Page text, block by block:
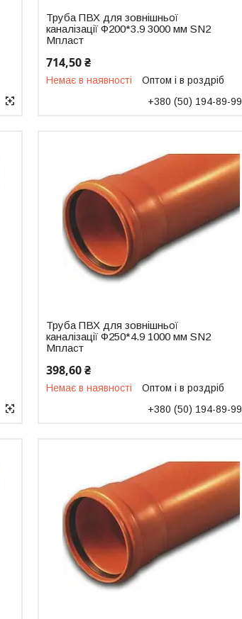
Труба ПВХ для зовнішньої
каналізації Ф200*3.9 3000 мм SN2
Мпласт
714,50 ₴
Немає в наявності
Оптом і в роздріб
+380 (50) 194-89-99
Труба ПВХ для зовнішньої
каналізації Ф250*4.9 1000 мм SN2
Мпласт
398,60 ₴
Немає в наявності
Оптом і в роздріб
+380 (50) 194-89-99